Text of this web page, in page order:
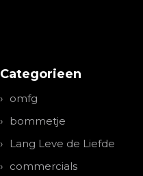
Categorieen
omfg
bommetje
Lang Leve de Liefde
commercials